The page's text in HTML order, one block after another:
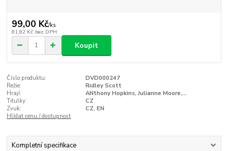
99,00 Kč/ks
81,82 Kč bez DPH
Koupit
Číslo produktu:
DVD000247
Režie:
Ridley Scott
Hrají:
ANthony Hopkins, Julianne Moore,...
Titulky:
CZ
Zvuk:
CZ, EN
Hlídat cenu / dostupnost
Kompletní specifikace